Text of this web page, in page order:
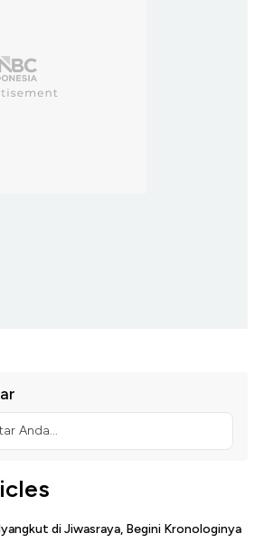
Anda...
di Jiwasraya, Begini Kronologinya